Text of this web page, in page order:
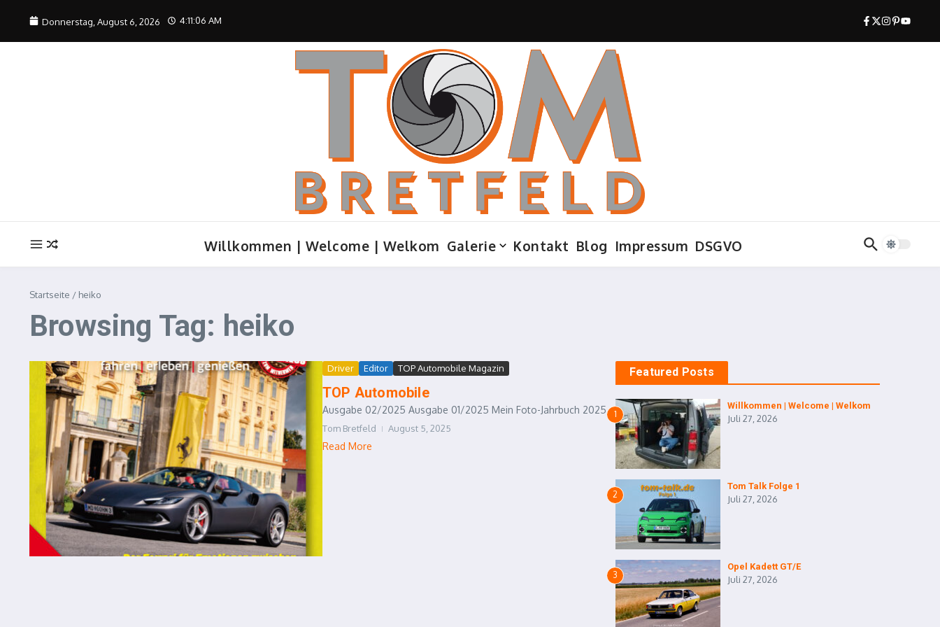
Donnerstag, August 6, 2026 4:11:07 AM
Willkommen | Welcome | Welkom Galerie Kontakt Blog Impressum DSGVO
Startseite / heiko
Browsing Tag: heiko
Driver Editor TOP Automobile Magazin
TOP Automobile
Ausgabe 02/2025 Ausgabe 01/2025 Mein Foto-Jahrbuch 2025...
Tom Bretfeld August 5, 2025
Read More
Featured Posts
1
Willkommen | Welcome | Welkom
Juli 27, 2026
2
Tom Talk Folge 1
Juli 27, 2026
3
Opel Kadett GT/E
Juli 27, 2026